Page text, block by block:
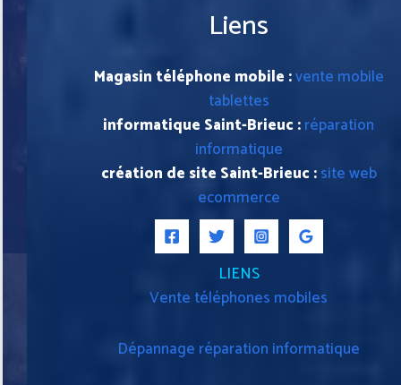
Liens
Magasin téléphone mobile :vente mobile
tablettes
informatique Saint-Brieuc :réparation
informatique
création de site Saint-Brieuc :site web
ecommerce
LIENS
Vente téléphones mobiles
Dépannage réparation informatique